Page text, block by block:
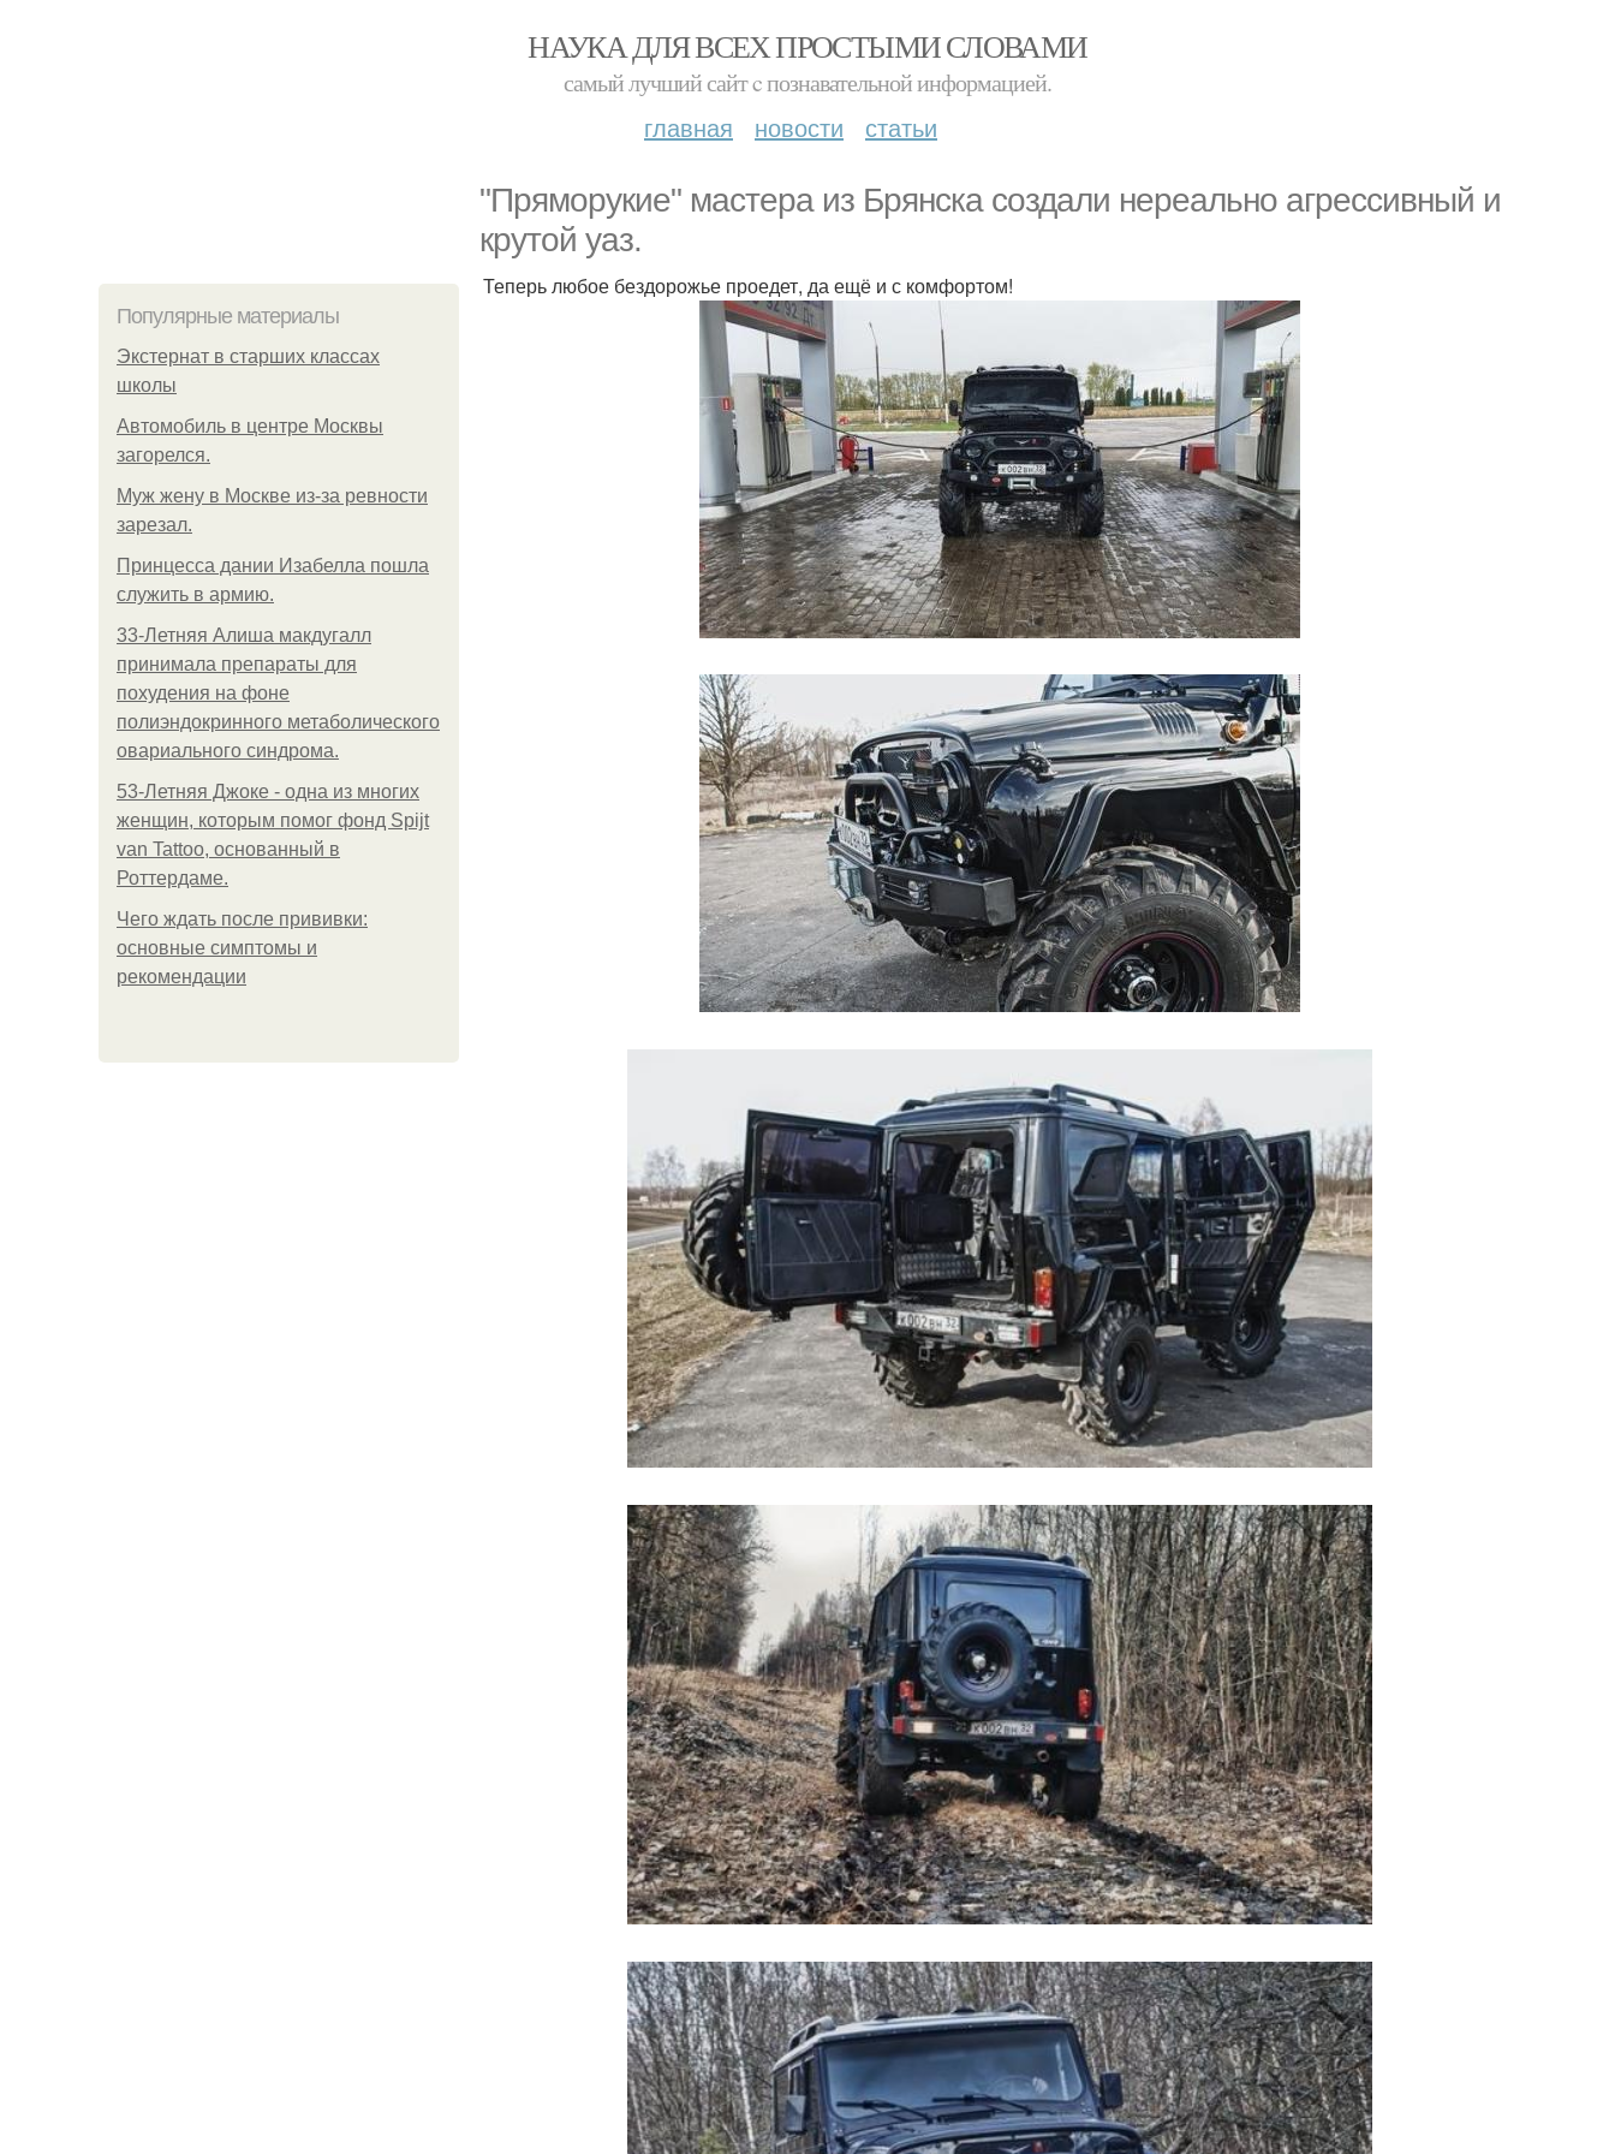
НАУКА ДЛЯ ВСЕХ ПРОСТЫМИ СЛОВАМИ
самый лучший сайт c познавательной информацией.
главная новости статьи
"Пряморукие" мaстeрa из Брянска создали нереально агрессивный и
крутой уаз.
Популярные материалы
Экстернат в старших классах
школы
Автомобиль в центре Москвы
загорелся.
Mуж жену в Москве из-за ревности
зарезал.
Принцесса дании Изабелла пошла
служить в армию.
33-Летняя Алиша макдугалл
принимала препараты для
похудения на фоне
полиэндокринного метаболического
овариального синдрома.
53-Летняя Джоке - одна из многих
женщин, которым помог фонд Spijt
van Tattoo, основанный в
Роттердаме.
Чего ждать после прививки:
основные симптомы и
рекомендации
Теперь любое бездорожье проедет, да ещё и с комфортом!